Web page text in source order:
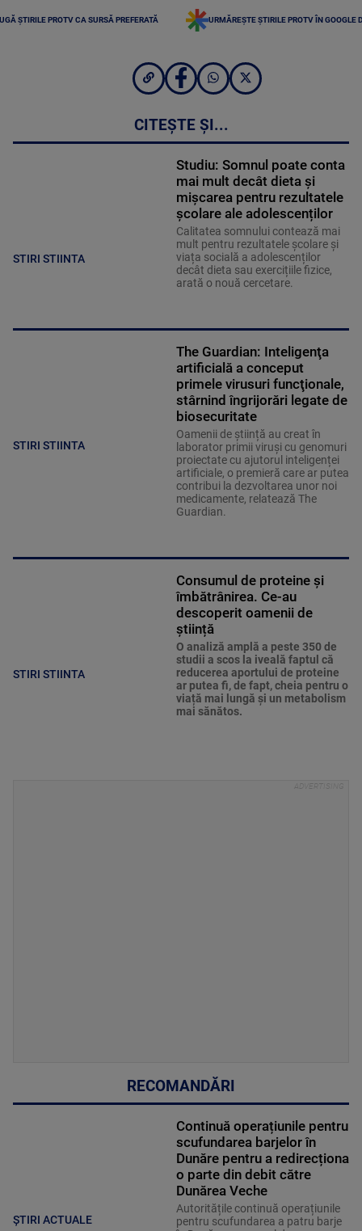
ȘTIRILE PROTV CA SURSĂ PREFERATĂ URMĂREȘTE ȘTIRILE PROTV ÎN GOOGLE
CITEȘTE ȘI...
STIRI STIINTA
Studiu: Somnul poate conta
mai mult decât dieta și
mișcarea pentru rezultatele
școlare ale adolescenților
Calitatea somnului contează mai
mult pentru rezultatele școlare și
viața socială a adolescenților
decât dieta sau exercițiile fizice,
arată o nouă cercetare.
STIRI STIINTA
The Guardian: Inteligenţa
artificială a conceput
primele virusuri funcţionale,
stârnind îngrijorări legate de
biosecuritate
Oamenii de știință au creat în
laborator primii viruși cu genomuri
proiectate cu ajutorul inteligenței
artificiale, o premieră care ar putea
contribui la dezvoltarea unor noi
medicamente, relatează The
Guardian.
STIRI STIINTA
Consumul de proteine și
îmbătrânirea. Ce-au
descoperit oamenii de
știință
O analiză amplă a peste 350 de
studii a scos la iveală faptul că
reducerea aportului de proteine
ar putea fi, de fapt, cheia pentru o
viață mai lungă și un metabolism
mai sănătos.
RECOMANDĂRI
ȘTIRI ACTUALE
Continuă operațiunile pentru
scufundarea barjelor în
Dunăre pentru a redirecționa
o parte din debit către
Dunărea Veche
Autoritățile continuă operațiunile
pentru scufundarea a patru barje